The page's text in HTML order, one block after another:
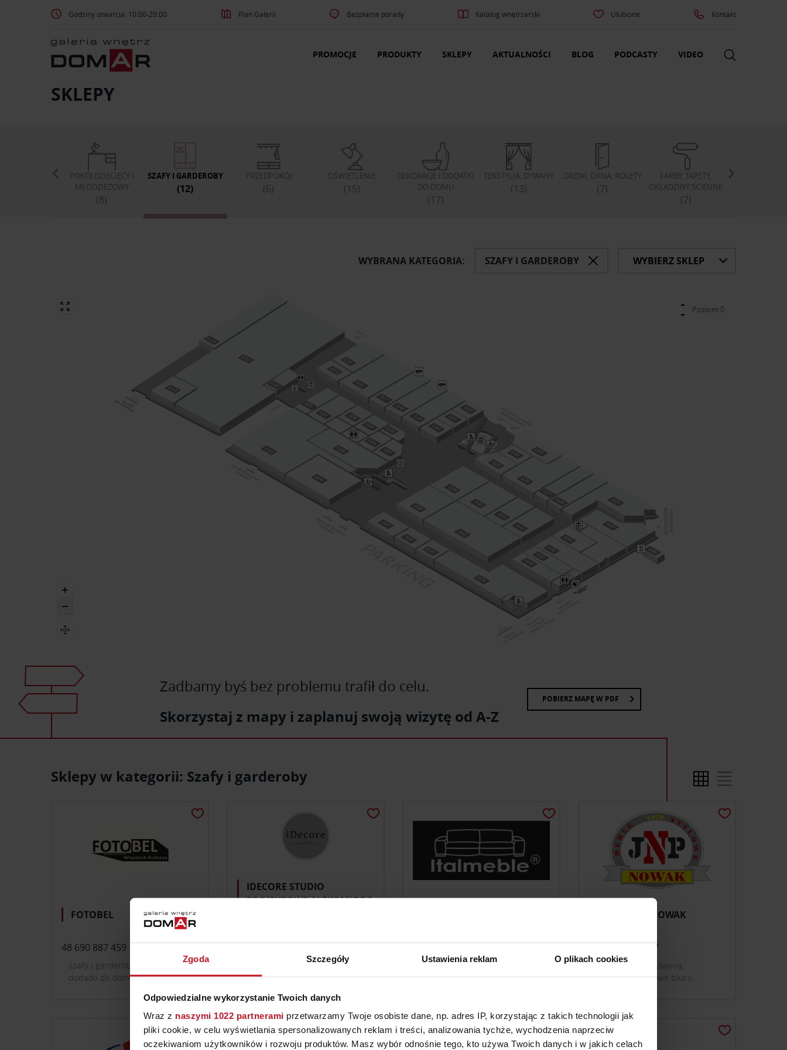
Zgoda Szczegóły Ustawienia reklam O plikach cookies
Odpowiedzialne wykorzystanie Twoich danych
Wraz z naszymi 1022 partnerami przetwarzamy Twoje osobiste dane, np. adres IP, korzystając z takich technologii jak
pliki cookie, w celu wyświetlania spersonalizowanych reklam i treści, analizowania tychże, wychodzenia naprzeciw
oczekiwaniom użytkowników i rozwoju produktów. Masz wybór odnośnie tego, kto używa Twoich danych i w jakich celach
Godziny otwarcia: 10:00-20:00 Plan Galerii Bezpłatne porady Katalog wnętrzarski Ulubione Kontakt
PROMOCJE PRODUKTY SKLEPY AKTUALNOŚCI BLOG PODCASTY VIDEO
SKLEPY
POKÓJ DZIECIĘCY I
MŁODZIEŻOWY
(8)
SZAFY I GARDEROBY
(12)
PRZEDPOKÓJ
(6)
OŚWIETLENIE
(15)
DEKORACJE I DODATKI
DO DOMU
(17)
TEKSTYLIA, DYWANY
(13)
DRZWI, OKNA, ROLETY
(7)
FARBY, TAPETY,
OKŁADZINY ŚCIENNE
(7)
WYBRANA KATEGORIA: SZAFY I GARDEROBY WYBIERZ SKLEP
Zadbamy byś bez problemu trafił do celu.
Skorzystaj z mapy i zaplanuj swoją wizytę od A-Z
POBIERZ MAPĘ W PDF
Sklepy w kategorii: Szafy i garderoby
FOTOBEL
48 690 887 459
szafy i garderoby; dekoracje i
dodatki do domu; farby, tapety,
IDECORE STUDIO
PROJEKTOWE ALEKSANDRA
meble; kuchnia, sprzęt agd;
szafy i garderoby
meble; salon; jadalnia;
JNP MEBLE NOWAK
+48 601 505 867
meble; salon; jadalnia;
sypialnia; domowe biuro,